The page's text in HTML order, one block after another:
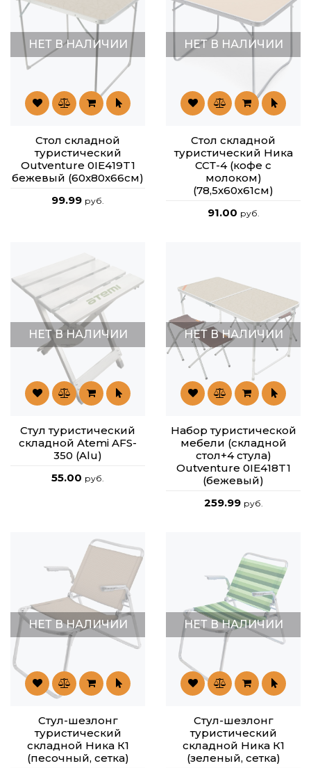
НЕТ В НАЛИЧИИ
Стол складной
туристический
Outventure 0IE419T1
бежевый (60x80x66см)
99.99 руб.
НЕТ В НАЛИЧИИ
Стол складной
туристический Ника
ССТ-4 (кофе с
молоком)
(78,5х60х61см)
91.00 руб.
НЕТ В НАЛИЧИИ
Стул туристический
складной Atemi AFS-
350 (Alu)
55.00 руб.
НЕТ В НАЛИЧИИ
Набор туристической
мебели (складной
стол+4 стула)
Outventure 0IE418T1
(бежевый)
259.99 руб.
НЕТ В НАЛИЧИИ
Стул-шезлонг
туристический
складной Ника К1
(песочный, сетка)
НЕТ В НАЛИЧИИ
Стул-шезлонг
туристический
складной Ника К1
(зеленый, сетка)